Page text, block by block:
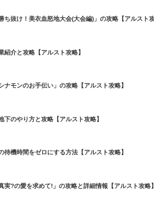
ち抜け！美衣血怒地大会(大会編)」の攻略【アルスト攻
紹介と攻略【アルスト攻略】
ナモンのお手伝い」の攻略【アルスト攻略】
下のやり方と攻略【アルスト攻略】
待機時間をゼロにする方法【アルスト攻略】
実?の愛を求めて!」の攻略と詳細情報【アルスト攻略】